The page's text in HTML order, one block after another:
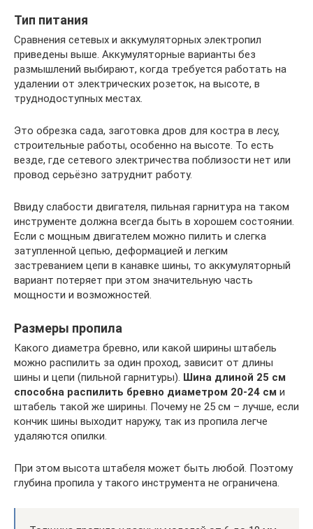
Тип питания
Сравнения сетевых и аккумуляторных электропил
приведены выше. Аккумуляторные варианты без
размышлений выбирают, когда требуется работать на
удалении от электрических розеток, на высоте, в
труднодоступных местах.
Это обрезка сада, заготовка дров для костра в лесу,
строительные работы, особенно на высоте. То есть
везде, где сетевого электричества поблизости нет или
провод серьёзно затруднит работу.
Ввиду слабости двигателя, пильная гарнитура на таком
инструменте должна всегда быть в хорошем состоянии.
Если с мощным двигателем можно пилить и слегка
затупленной цепью, деформацией и легким
застреванием цепи в канавке шины, то аккумуляторный
вариант потеряет при этом значительную часть
мощности и возможностей.
Размеры пропила
Какого диаметра бревно, или какой ширины штабель
можно распилить за один проход, зависит от длины
шины и цепи (пильной гарнитуры). Шина длиной 25 см
способна распилить бревно диаметром 20-24 см и
штабель такой же ширины. Почему не 25 см – лучше, если
кончик шины выходит наружу, так из пропила легче
удаляются опилки.
При этом высота штабеля может быть любой. Поэтому
глубина пропила у такого инструмента не ограничена.